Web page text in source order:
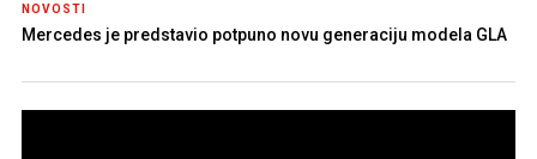
NOVOSTI
Mercedes je predstavio potpuno novu generaciju modela GLA